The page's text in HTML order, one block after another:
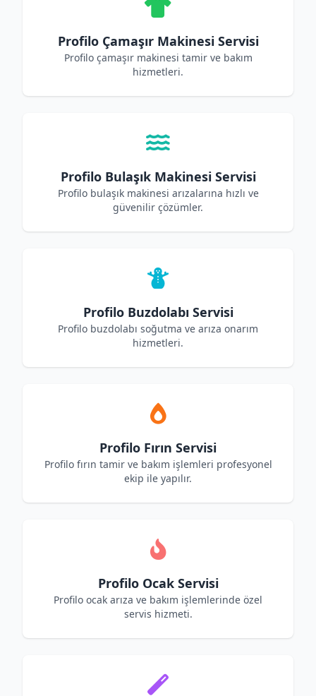
Profilo Çamaşır Makinesi Servisi
Profilo çamaşır makinesi tamir ve bakım
hizmetleri.
Profilo Bulaşık Makinesi Servisi
Profilo bulaşık makinesi arızalarına hızlı ve
güvenilir çözümler.
Profilo Buzdolabı Servisi
Profilo buzdolabı soğutma ve arıza onarım
hizmetleri.
Profilo Fırın Servisi
Profilo fırın tamir ve bakım işlemleri profesyonel
ekip ile yapılır.
Profilo Ocak Servisi
Profilo ocak arıza ve bakım işlemlerinde özel
servis hizmeti.